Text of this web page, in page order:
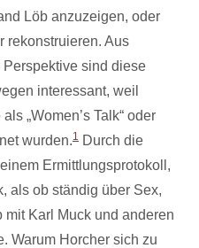
Löb anzuzeigen, oder
rekonstruieren. Aus
sind diese
interessant, weil
als „Women’s Talk“ oder
wurden.1
Durch die
Ermittlungsprotokoll,
als ob ständig über Sex,
mit Karl Muck und anderen
Warum Horcher sich zu